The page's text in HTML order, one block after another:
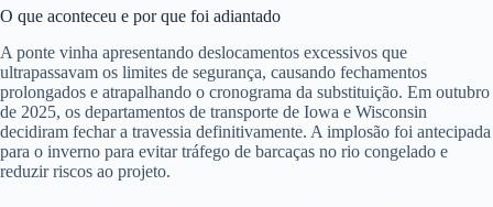
O que aconteceu e por que foi adiantado
A ponte vinha apresentando deslocamentos excessivos que
ultrapassavam os limites de segurança, causando fechamentos
prolongados e atrapalhando o cronograma da substituição. Em outubro
de 2025, os departamentos de transporte de Iowa e Wisconsin
decidiram fechar a travessia definitivamente. A implosão foi antecipada
para o inverno para evitar tráfego de barcaças no rio congelado e
reduzir riscos ao projeto.